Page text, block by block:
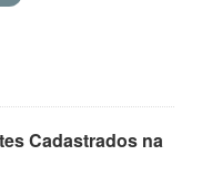
Cadastrados na